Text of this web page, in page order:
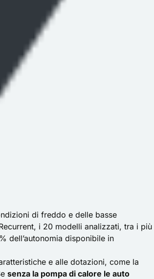
di freddo e delle basse
i 20 modelli analizzati, tra i più
dell’autonomia disponibile in
e alle dotazioni, come la
senza la pompa di calore le auto